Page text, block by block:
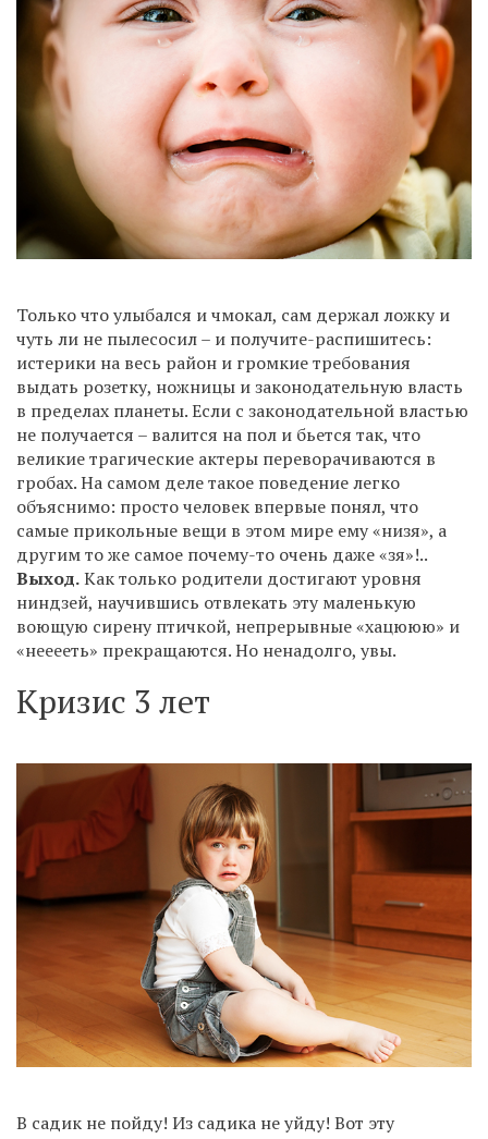
Только что улыбался и чмокал, сам держал ложку и
чуть ли не пылесосил – и получите-распишитесь:
истерики на весь район и громкие требования
выдать розетку, ножницы и законодательную власть
в пределах планеты. Если с законодательной властью
не получается – валится на пол и бьется так, что
великие трагические актеры переворачиваются в
гробах. На самом деле такое поведение легко
объяснимо: просто человек впервые понял, что
самые прикольные вещи в этом мире ему «низя», а
другим то же самое почему-то очень даже «зя»!..
Выход.Как только родители достигают уровня
ниндзей, научившись отвлекать эту маленькую
воющую сирену птичкой, непрерывные «хацююю» и
«нееееть» прекращаются. Но ненадолго, увы.
Кризис 3 лет
В садик не пойду! Из садика не уйду! Вот эту